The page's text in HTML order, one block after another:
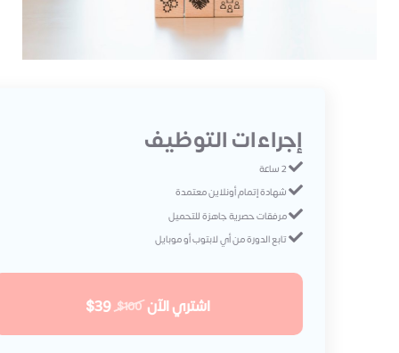
إجراءات التوظيف
2 ساعة
شهادة إتمام أونلاين معتمدة
مرفقات حصرية جاهزة للتحميل
تابع الدورة من أي لابتوب أو موبايل
اشتري الآن $100
$39